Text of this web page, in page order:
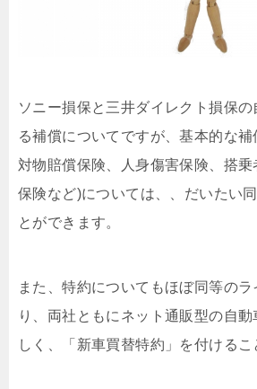
ソニー損保と三井ダイレクト損保
る補償についてですが、基本的な補
対物賠償保険、人身傷害保険、搭
保険など)については、、だいたい
とができます。
また、特約についてもほぼ同等の
り、両社ともにネット通販型の自
しく、「新車買替特約」を付けるこ